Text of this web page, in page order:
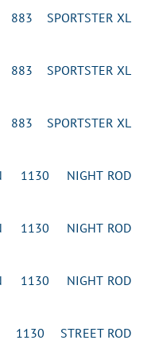
883 SPORTSTER XL
883 SPORTSTER XL
883 SPORTSTER XL
1130 NIGHT ROD
1130 NIGHT ROD
1130 NIGHT ROD
1130 STREET ROD